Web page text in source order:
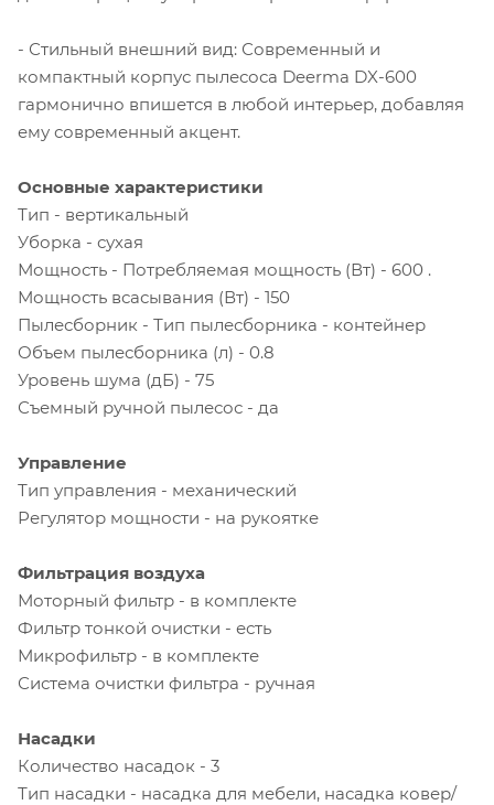
- Стильный внешний вид: Современный и
компактный корпус пылесоса Deerma DX-600
гармонично впишется в любой интерьер, добавляя
ему современный акцент.
Основные характеристики
Тип - вертикальный
Уборка - сухая
Мощность - Потребляемая мощность (Вт) - 600 .
Мощность всасывания (Вт) - 150
Пылесборник - Тип пылесборника - контейнер
Объем пылесборника (л) - 0.8
Уровень шума (дБ) - 75
Съемный ручной пылесос - да
Управление
Тип управления - механический
Регулятор мощности - на рукоятке
Фильтрация воздуха
Моторный фильтр - в комплекте
Фильтр тонкой очистки - есть
Микрофильтр - в комплекте
Система очистки фильтра - ручная
Насадки
Количество насадок - 3
Тип насадки - насадка для мебели, насадка ковер/